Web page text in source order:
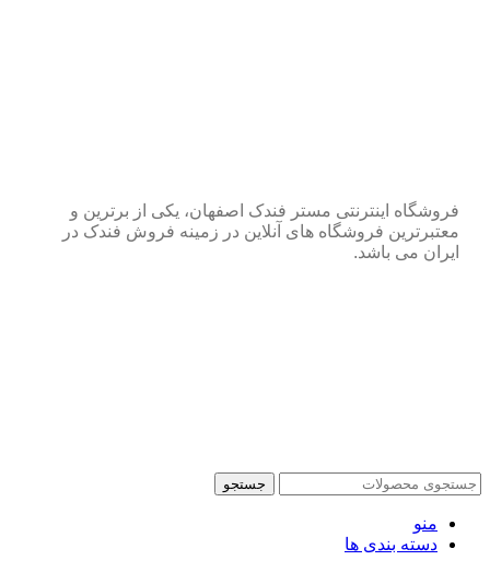
فروشگاه اینترنتی مستر فندک اصفهان، یکی از برترین و
معتبرترین فروشگاه های آنلاین در زمینه فروش فندک در
ایران می باشد.
جستجو
منو
دسته بندی ها